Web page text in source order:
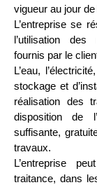
vigueur au jour de
L’entreprise se
l’utilisation
fournis par le
L’eau,
stockage et
réalisation des
disposition de
suffisante,
travaux.
L’entreprise
traitance, dans